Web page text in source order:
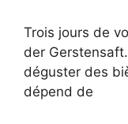
Trois jours de
der
déguster des
dépend de